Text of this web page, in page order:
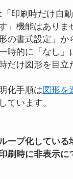
「印刷時だけ自
」機能はありま
の書式設定」か
時的に「なし」
だけ図形を目立
化手順は図形を
ています。
ープ化している
刷時に非表示に